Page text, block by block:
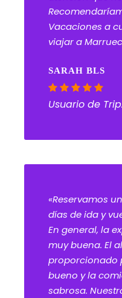
Vacaciones a
viajar a
SARAH BLS
Usuario de
«Reservamos
días de ida y
En general, la
muy buena. El
proporcionado
bueno y la
sabrosa.